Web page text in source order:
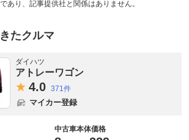
あり、記事提供社と関係はありません。
たクルマ
ダイハツ
アトレーワゴン
4.0 371件
マイカー登録
中古車本体価格